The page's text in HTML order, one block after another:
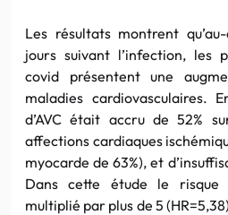
Les résultats montrent
jours suivant l’infection, les
covid présentent une
maladies cardiovasculaires.
d’AVC était accru de 52%
affections cardiaques
myocarde de 63%), et
Dans cette étude le risque
multiplié par plus de 5